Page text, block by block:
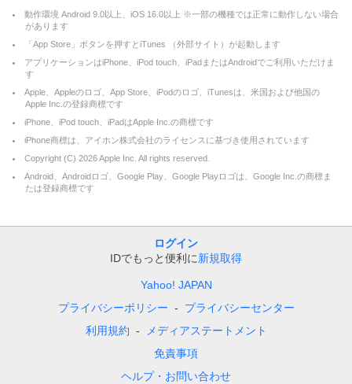
動作環境 Android 9.0以上、iOS 16.0以上 ※一部の機種では正常に動作しない場合
があります
「App Store」ボタンを押すとiTunes （外部サイト）が起動します
アプリケーションはiPhone、iPod touch、iPadまたはAndroidでご利用いただけま
す
Apple、Appleのロゴ、App Store、iPodのロゴ、iTunesは、米国および他国の
Apple Inc.の登録商標です
iPhone、iPod touch、iPadはApple Inc.の商標です
iPhone商標は、アイホン株式会社のライセンスに基づき使用されています
Copyright (C) 2026Apple Inc. All rights reserved.
Android、Androidロゴ、Google Play、Google Playロゴは、Google Inc.の商標ま
たは登録商標です
ログイン
IDでもっと便利に新規取得
Yahoo! JAPAN
プライバシーポリシー
プライバシーセンター
利用規約
メディアステートメント
免責事項
ヘルプ・お問い合わせ